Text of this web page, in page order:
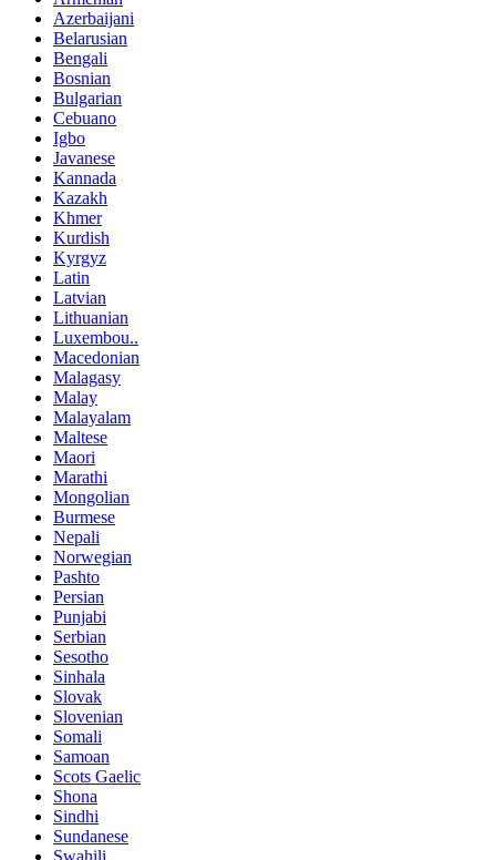
Azerbaijani
Belarusian
Bengali
Bosnian
Bulgarian
Cebuano
Igbo
Javanese
Kannada
Kazakh
Khmer
Kurdish
Kyrgyz
Latin
Latvian
Lithuanian
Luxembou..
Macedonian
Malagasy
Malay
Malayalam
Maltese
Maori
Marathi
Mongolian
Burmese
Nepali
Norwegian
Pashto
Persian
Punjabi
Serbian
Sesotho
Sinhala
Slovak
Slovenian
Somali
Samoan
Scots Gaelic
Shona
Sindhi
Sundanese